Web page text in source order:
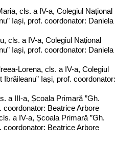
cls. a IV-a, Colegiul Național
Iași, prof. coordonator: Daniela
cls. a IV-a, Colegiul Național
Iași, prof. coordonator: Daniela
Lorena, cls. a IV-a, Colegiul
Ibrăileanu” Iași, prof. coordonator:
a III-a, Școala Primară ”Gh.
coordonator: Beatrice Arbore
a IV-a, Școala Primară ”Gh.
coordonator: Beatrice Arbore